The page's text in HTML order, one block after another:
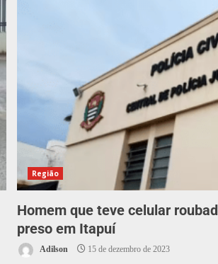
Região
Homem que teve celular
preso em Itapuí
Adilson 15 de dezembro de 2023